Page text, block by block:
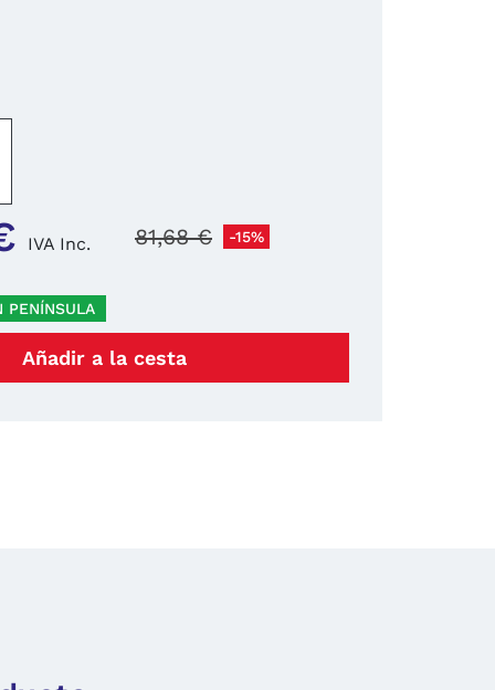
IVA Inc. 81,68 €
-15%
PENÍNSULA
Añadir a la cesta